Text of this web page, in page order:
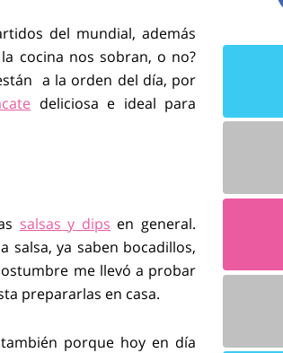
del mundial, además
cocina nos sobran, o no?
a la orden del día, por
deliciosa e ideal para
salsas y dips en general.
salsa, ya saben bocadillos,
me llevó a probar
prepararlas en casa.
porque hoy en día